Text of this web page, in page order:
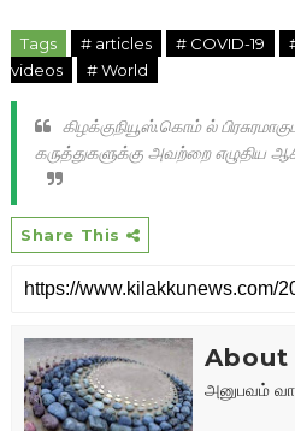
Tags # articles # COVID-19
videos
# World
கிழக்குநியூஸ்.கொம் ல்
கருத்துகளுக்கு அவற்றை எழுதிய
Share This
About
அனுபவம்